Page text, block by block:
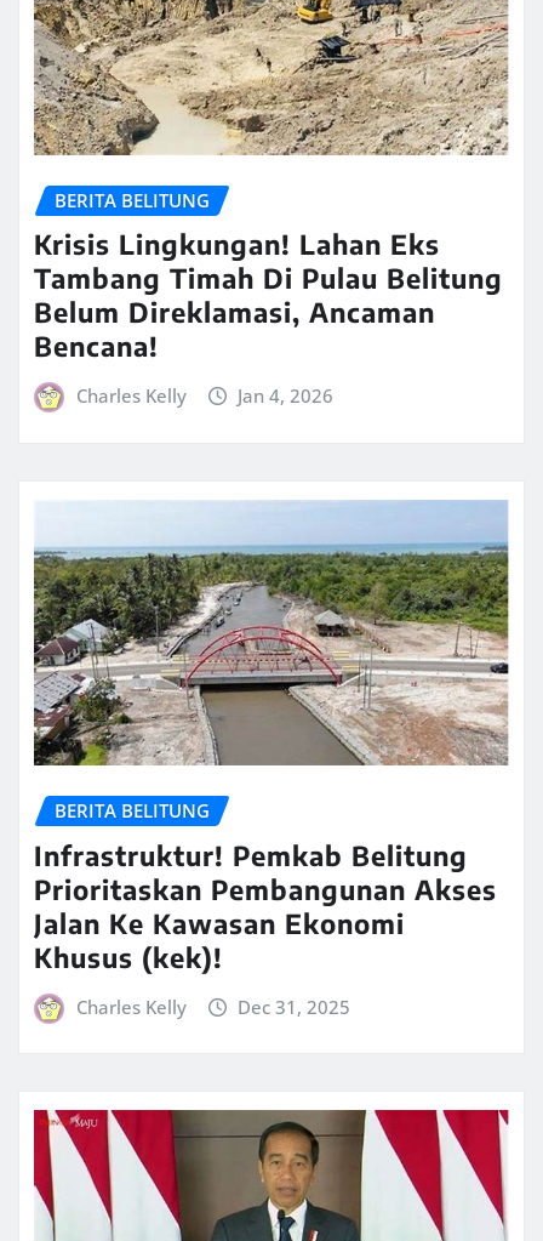
BERITA BELITUNG
Krisis Lingkungan! Lahan Eks
Tambang Timah Di Pulau Belitung
Belum Direklamasi, Ancaman
Bencana!
Charles Kelly Jan 4, 2026
BERITA BELITUNG
Infrastruktur! Pemkab Belitung
Prioritaskan Pembangunan Akses
Jalan Ke Kawasan Ekonomi
Khusus (kek)!
Charles Kelly Dec 31, 2025